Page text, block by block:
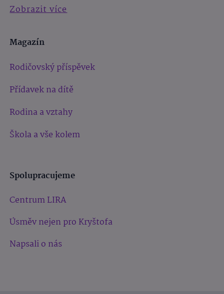
Zobrazit více
Magazín
Rodičovský příspěvek
Přídavek na dítě
Rodina a vztahy
Škola a vše kolem
Spolupracujeme
Centrum LIRA
Úsměv nejen pro Kryštofa
Napsali o nás